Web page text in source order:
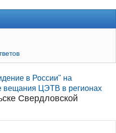
в России" на
вещания ЦЭТВ в регионах
Свердловской